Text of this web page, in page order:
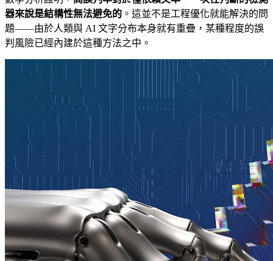
器來說是結構性無法避免的 。這並不是工程優化就能解決的問
題——由於人類與 AI 文字分布本身就有重疊，某種程度的誤
判風險已經內建於這種方法之中。